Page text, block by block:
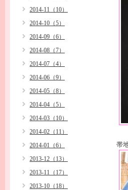
帯
2014-11（10）
2014-10（5）
2014-09（6）
2014-08（7）
2014-07（4）
2014-06（9）
2014-05（8）
2014-04（5）
2014-03（10）
2014-02（11）
2014-01（6）
2013-12（13）
2013-11（17）
2013-10（18）